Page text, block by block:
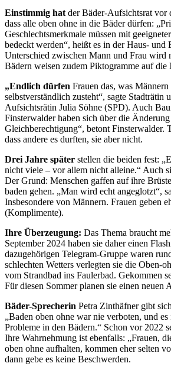
Einstimmig hat der Bäder-Aufsichtsrat vor
dass alle oben ohne in die Bäder dürfen:
Geschlechtsmerkmale müssen mit
bedeckt werden“, heißt es in der Haus- und
Unterschied zwischen Mann und Frau wird
Bädern weisen zudem Piktogramme auf die
„Endlich dürfen Frauen das, was
selbstverständlich zusteht“, sagte Stadträtin
Aufsichtsrätin Julia Söhne (SPD). Auch
Finsterwalder haben sich über die
Gleichberechtigung“, betont Finsterwalder.
dass andere es durften, sie aber nicht.
Drei Jahre später stellen die beiden fest:
nicht viele – vor allem nicht alleine.“ Auch
Der Grund: Menschen gaffen auf ihre
baden gehen. „Man wird echt angeglotzt“,
Insbesondere von Männern. Frauen geben
(Komplimente).
Ihre Überzeugung: Das Thema braucht
September 2024 haben sie daher einen
dazugehörigen Telegram-Gruppe waren
schlechten Wetters verlegten sie die Oben-
vom Strandbad ins Faulerbad. Gekommen
Für diesen Sommer planen sie einen neuen
Bäder-Sprecherin Petra Zinthäfner gibt
„Baden oben ohne war nie verboten, und
Probleme in den Bädern.“ Schon vor 2022
Ihre Wahrnehmung ist ebenfalls: „Frauen,
oben ohne aufhalten, kommen eher selten
dann gebe es keine Beschwerden.